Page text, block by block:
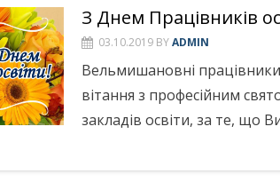
З Днем Працівників
03.10.2019 BYADMIN
Вельмишановні
вітання з професійним
закладів освіти, за те, що